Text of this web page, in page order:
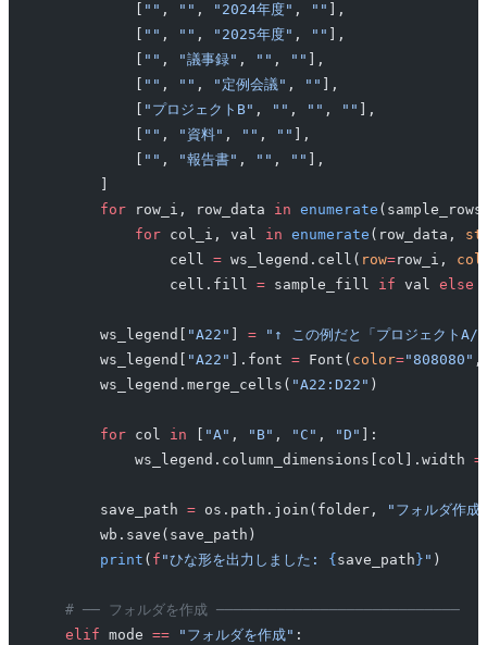
"" , "" , "2024年度" , ""
],
"" , "" , "2025年度" , ""
],
"" , "議事録" , "" , ""
],
"" , "" , "定例会議" , ""
],
"プロジェクトB" , "" , "" , ""
],
"" , "資料" , "" , ""
],
"" , "報告書" , "" , ""
],
        for
row_i, row_data in enumerate
            for
col_i, val in enumerate (row_data,
                cell
= ws_legend.cell( row=row_i,
                cell.fill
= sample_fill if val else
        ws_legend[
"A22" = "↑ この例だと「プロジェクトA/
        ws_legend[
"A22" ].font = Font( color="808080"
        ws_legend.merge_cells(
"A22:D22" )
        for
col in "A" , "B" , "C" , "D"
]:
            ws_legend.column_dimensions[col].width
=
        save_path
= os.path.join(folder,
"フォルダ作
        wb.save(save_path)
        print
( f "ひな形を出力しました: { save_path } " )
    # ── フォルダを作成 ────────────────────────────
    elif
mode == "フォルダを作成" :